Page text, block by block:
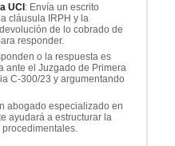
UCI : Envía un escrito
cláusula IRPH y la
de lo cobrado de
responder.
o la respuesta es
ante el Juzgado de Primera
C-300/23 y argumentando
abogado especializado en
ayudará a estructurar la